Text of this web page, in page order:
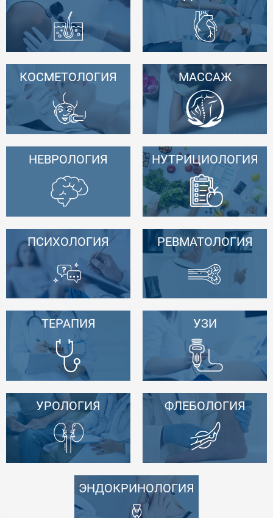
КОСМЕТОЛОГИЯ МАССАЖ
НЕВРОЛОГИЯ НУТРИЦИОЛОГИЯ
ПСИХОЛОГИЯ РЕВМАТОЛОГИЯ
ТЕРАПИЯ УЗИ
УРОЛОГИЯ ФЛЕБОЛОГИЯ
ЭНДОКРИНОЛОГИЯ